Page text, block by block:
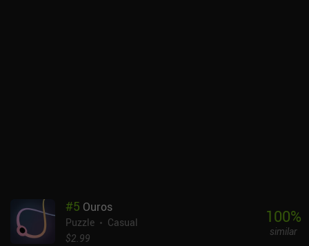
#5 Ouros
Puzzle
Casual
$2.99
100%
similar